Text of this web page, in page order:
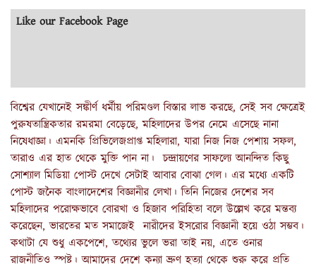
Like our Facebook Page
বিশ্বের যেখানেই সঙ্কীর্ণ ধর্মীয় পরিমণ্ডল বিস্তার লাভ করছে, সেই সব ক্ষেত্রেই
পুরুষতান্ত্রিকতার রমরমা বেড়েছে, মহিলাদের উপর নেমে এসেছে নানা
নিষেধাজ্ঞা। এমনকি প্রিভিলেজপ্রাপ্ত মহিলারা, যারা নিজ নিজ পেশায় সফল,
তারাও এর হাত থেকে মুক্তি পান না। চন্দ্রায়ণের সাফল্যে আনন্দিত কিছু
সোশ্যাল মিডিয়া পোস্ট দেখে সেটাই আবার বোঝা গেল। এর মধ্যে একটি
পোস্ট জনৈক বাংলাদেশের বিজ্ঞানীর লেখা। তিনি নিজের দেশের সব
মহিলাদের পরোক্ষভাবে বোরখা ও হিজাব পরিহিতা বলে উল্লেখ করে মন্তব্য
করেছেন, ভারতের মত সমাজেই নারীদের ইসরোর বিজ্ঞানী হয়ে ওঠা সম্ভব।
কথাটা যে শুধু একপেশে, তথ্যের ভুলে ভরা তাই নয়, এতে ওনার
রাজনীতিও স্পষ্ট। আমাদের দেশে কন্যা ভ্রুণ হত্যা থেকে শুরু করে প্রতি